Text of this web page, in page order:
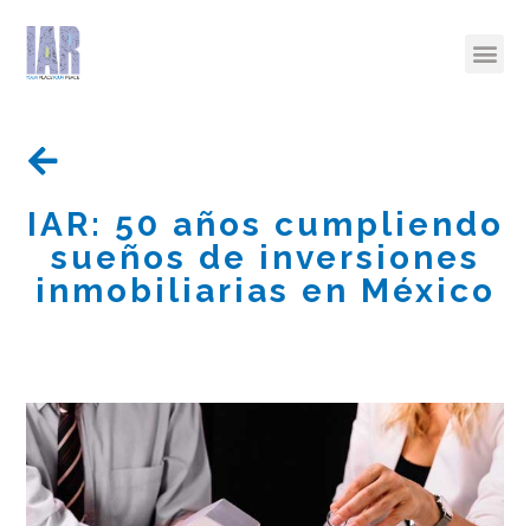
IAR: 50 años cumpliendo
sueños de inversiones
inmobiliarias en México